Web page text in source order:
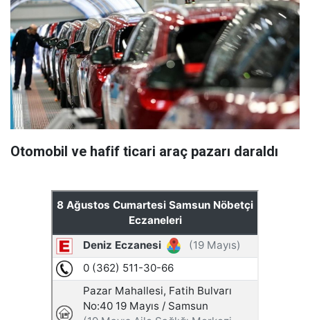
Otomobil ve hafif ticari araç pazarı daraldı